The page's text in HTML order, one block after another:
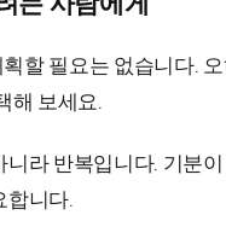
할 필요는 없습니다.
해 보세요.
니라 반복입니다. 기분
합니다.